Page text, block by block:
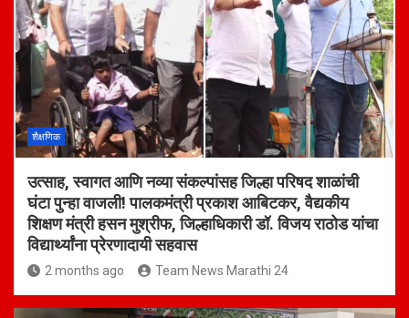
शैक्षणिक
उत्साह, स्वागत आणि नव्या संकल्पांसह जिल्हा परिषद शाळांची
घंटा पुन्हा वाजली! पालकमंत्री प्रकाश आबिटकर, वैद्यकीय
शिक्षण मंत्री हसन मुश्रीफ, जिल्हाधिकारी डॉ. विजय राठोड यांचा
विद्यार्थ्यांना प्रेरणादायी सहवास
2 months ago Team News Marathi 24